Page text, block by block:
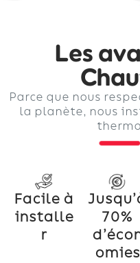
Les
Parce que nous
la planète, nous
Facile à
installe
r
70%
omies